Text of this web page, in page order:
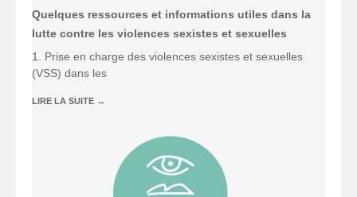
Quelques ressources et informations utiles dans la
lutte contre les violences sexistes et sexuelles
1. Prise en charge des violences sexistes et sexuelles
(VSS) dans les
LIRE LA SUITE →